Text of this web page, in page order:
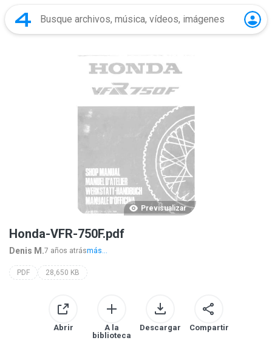
Previsualizar
Honda-VFR-750F.pdf
Denis M.7 años atrásmás...
PDF 28,650 KB
Abrir
A la
biblioteca
Descargar Compartir